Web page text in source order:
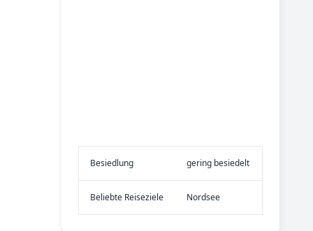
Be­sied­lung gering besiedelt
Be­lieb­te Rei­se­zie­le Nordsee